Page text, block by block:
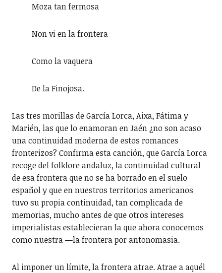
Moza tan fermosa
Non vi en la frontera
Como la vaquera
De la Finojosa.
Las tres morillas de García Lorca, Aixa, Fátima y
Marién, las que lo enamoran en Jaén ¿no son acaso
una continuidad moderna de estos romances
fronterizos? Confirma esta canción, que García Lorca
recoge del folklore andaluz, la continuidad cultural
de esa frontera que no se ha borrado en el suelo
español y que en nuestros territorios americanos
tuvo su propia continuidad, tan complicada de
memorias, mucho antes de que otros intereses
imperialistas establecieran la que ahora conocemos
como nuestra —la frontera por antonomasia.
Al imponer un límite, la frontera atrae. Atrae a aquél